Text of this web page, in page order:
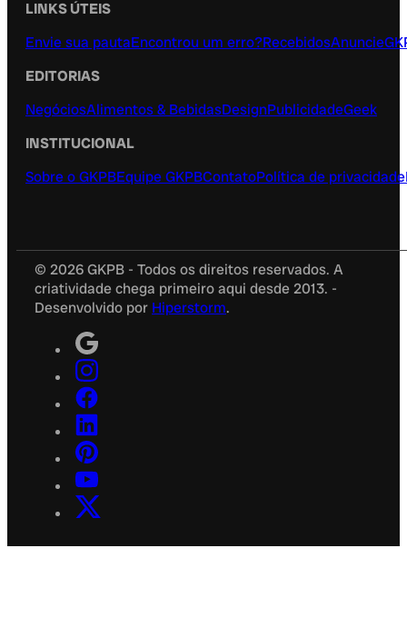
LINKS ÚTEIS
Envie sua pautaEncontrou um erro?RecebidosAnuncie
EDITORIAS
NegóciosAlimentos & BebidasDesignPublicidadeGeek
INSTITUCIONAL
Sobre o GKPBEquipe GKPBContatoPolítica de privacidade
© 2026 GKPB - Todos os direitos reservados. A
criatividade chega primeiro aqui desde 2013. -
Desenvolvido por Hiperstorm.